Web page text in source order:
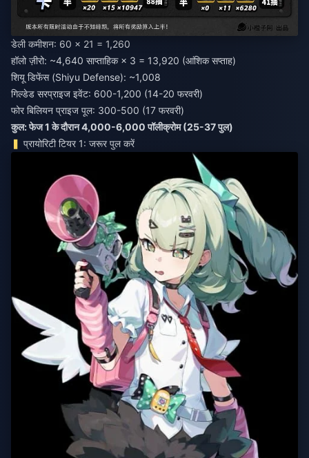
डेली कमीशन: 60 × 21 = 1,260
हॉलो ज़ीरो: ~4,640 साप्ताहिक × 3 = 13,920 (आंशिक सप्ताह)
शियू डिफेंस (Shiyu Defense): ~1,008
गिल्डेड सरप्राइज इवेंट: 600-1,200 (14-20 फरवरी)
फोर बिलियन प्राइज पूल: 300-500 (17 फरवरी)
कुल: फेज 1 के दौरान 4,000-6,000 पॉलीक्रोम (25-37 पुल)
प्रायोरिटी टियर 1: जरूर पुल करें